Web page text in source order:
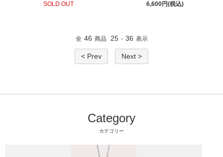
SOLD OUT
6,600円(税込)
全 46 商品 25 - 36 表示
< Prev Next >
Category
カテゴリー